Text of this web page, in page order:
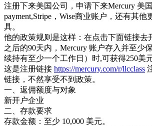
注册下来美国公司，申请下来Mercury 美
payment,Stripe，Wise商业账户，还有其
具。
他的政策规则是这样：在点击下面链接去
之后的90天内，Mercury 账户存入并至少
续持有至少一个工作日）时,可获得250美
这是注册链接 https://mercury.com/r/llcclass
链接，不然享受不到政策。
一、返佣额度与对象
新开户企业
二、存款要求
存款金额：至少 10,000 美元。